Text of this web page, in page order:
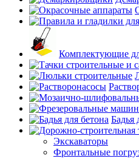
Комплектующие
Бадья
Экскаваторы
Фронтальные